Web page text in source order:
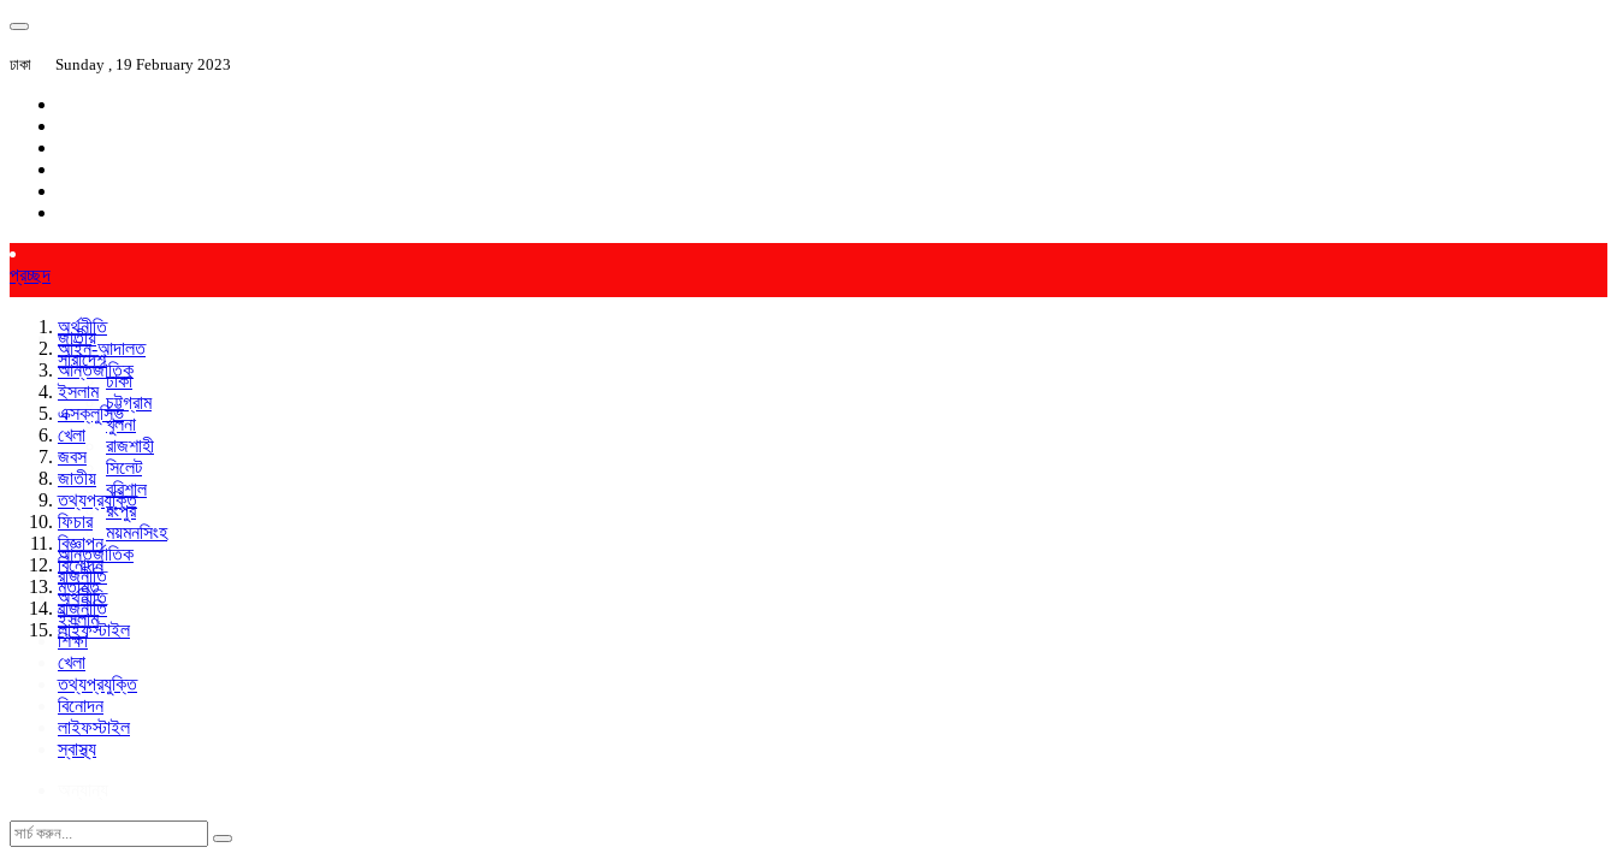
ঢাকা Sunday , 19 February 2023
প্রচ্ছদ
জাতীয়
সারাদেশ
ঢাকা
চট্টগ্রাম
খুলনা
রাজশাহী
সিলেট
বরিশাল
রংপুর
ময়মনসিংহ
আন্তর্জাতিক
রাজনীতি
অর্থনীতি
ইসলাম
শিক্ষা
খেলা
তথ্যপ্রযুক্তি
বিনোদন
লাইফস্টাইল
স্বাস্থ্য
অর্থনীতি
আইন-আদালত
আন্তর্জাতিক
ইসলাম
এক্সক্লুসিভ
খেলা
জবস
জাতীয়
তথ্যপ্রযুক্তি
ফিচার
বিজ্ঞাপন
বিনোদন
মতামত
রাজনীতি
লাইফস্টাইল